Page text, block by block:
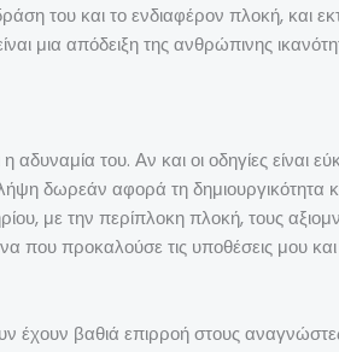
του και το ενδιαφέρον πλοκή, και
μια απόδειξη της ανθρώπινης
του. Αν και οι οδηγίες είναι
δωρεάν αφορά τη δημιουργικότητα
με την περίπλοκη πλοκή, τους
προκαλούσε τις υποθέσεις μου
βαθιά επιρροή στους